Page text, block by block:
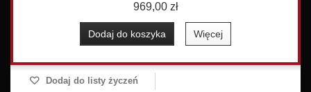
969,00 zł
Dodaj do koszyka Więcej
Dodaj do listy życzeń